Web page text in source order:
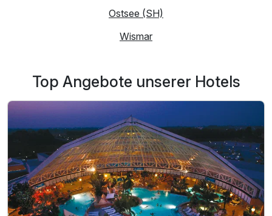
Ostsee (SH)
Wismar
Top Angebote unserer Hotels